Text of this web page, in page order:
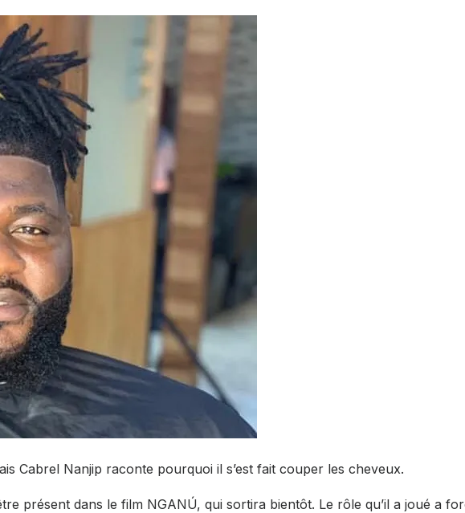
Cabrel Nanjip raconte pourquoi il s’est fait couper les cheveux.
présent dans le film NGANÚ, qui sortira bientôt. Le rôle qu’il a joué a